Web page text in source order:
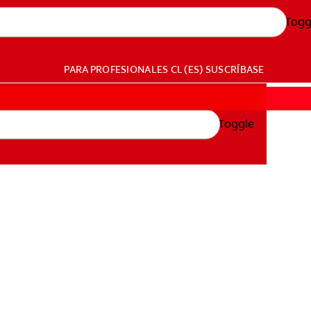
PARA PROFESIONALES CL (ES) SUSCRÍBASE
Toggle